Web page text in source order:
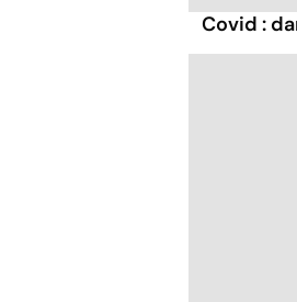
Covid :